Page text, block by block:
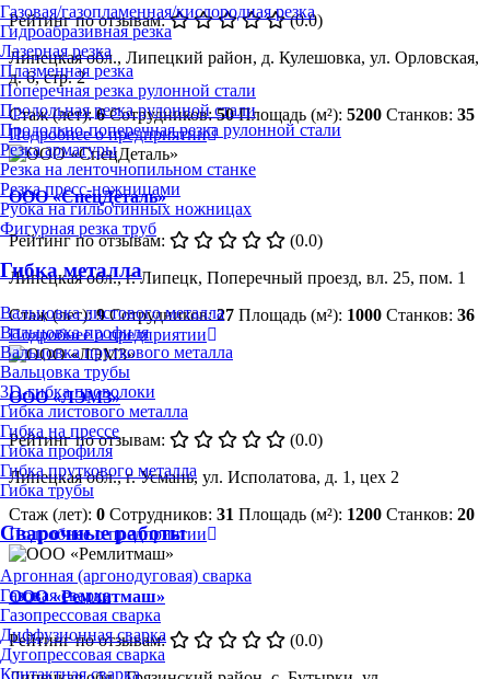
Газовая/газопламенная/кислородная резка
Гидроабразивная резка
Лазерная резка
Плазменная резка
Поперечная резка рулонной стали
Продольная резка рулонной стали
Продольно-поперечная резка рулонной стали
Резка арматуры
Резка на ленточнопильном станке
Резка пресс-ножницами
Рубка на гильотинных ножницах
Фигурная резка труб
Гибка металла
Вальцовка листового металла
Вальцовка профиля
Вальцовка пруткового металла
Вальцовка трубы
3D-гибка проволоки
Гибка листового металла
Гибка на прессе
Гибка профиля
Гибка пруткового металла
Гибка трубы
Сварочные работы
Аргонная (аргонодуговая) сварка
Газовая сварка
Газопрессовая сварка
Диффузионная сварка
Дугопрессовая сварка
Контактная сварка
Рейтинг по отзывам:
(0.0)
Липецкая обл., Липецкий район, д. Кулешовка, ул. Орловская,
д. 6, стр. 2
Стаж (лет):6 Сотрудников:50 Площадь (м²): 5200 Станков: 35
Подробнее о предприятии
ООО «СпецДеталь»
Рейтинг по отзывам:
(0.0)
Липецкая обл., г. Липецк, Поперечный проезд, вл. 25, пом. 1
Стаж (лет):9 Сотрудников:27 Площадь (м²): 1000 Станков: 36
Подробнее о предприятии
ООО «ЛЭМЗ»
Рейтинг по отзывам:
(0.0)
Липецкая обл., г. Усмань, ул. Исполатова, д. 1, цех 2
Стаж (лет): 0 Сотрудников: 31 Площадь (м²): 1200 Станков: 20
Подробнее о предприятии
ООО «Ремлитмаш»
Рейтинг по отзывам:
(0.0)